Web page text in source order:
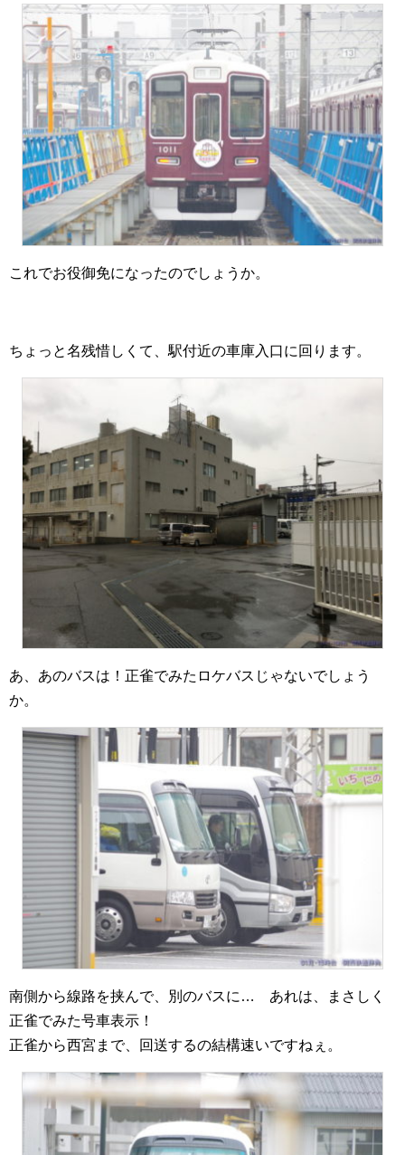
これでお役御免になったのでしょうか。
ちょっと名残惜しくて、駅付近の車庫入口に回ります。
あ、あのバスは！正雀でみたロケバスじゃないでしょう
か。
南側から線路を挟んで、別のバスに… あれは、まさしく
正雀でみた号車表示！
正雀から西宮まで、回送するの結構速いですねぇ。